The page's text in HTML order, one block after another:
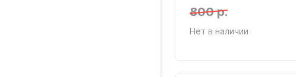
800 р.
Нет в наличии